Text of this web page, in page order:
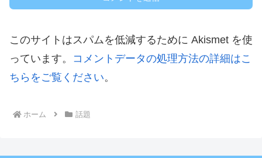
このサイトはスパムを低減するために Akismet を使
っています。 コメントデータの処理方法の詳細はこ
ちらをご覧ください。
ホーム 話題